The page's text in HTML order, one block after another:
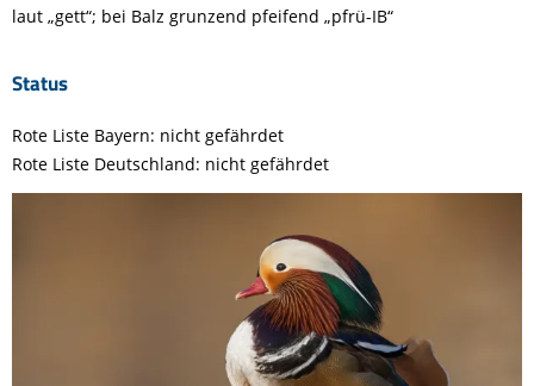
laut „gett“; bei Balz grunzend pfeifend „pfrü-IB“
Status
Rote Liste Bayern: nicht gefährdet
Rote Liste Deutschland: nicht gefährdet